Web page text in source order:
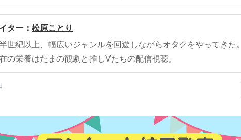
ター： 松原ことり
世紀以上、幅広いジャンルを回遊しながらオタクをやってきた。
の栄養はたまの観劇と推しVたちの配信視聴。